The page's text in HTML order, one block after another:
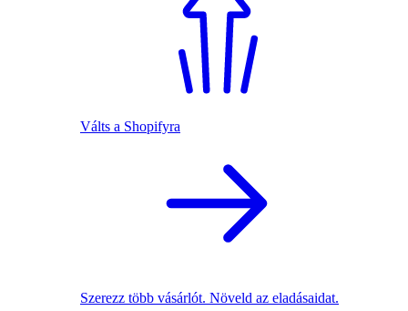
Válts a Shopifyra
Szerezz több vásárlót. Növeld az eladásaidat.